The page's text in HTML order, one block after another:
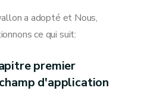
employeurs du non marchand
d'enseignement
et moyennes entreprises
Des emplois Jeunes dans les petites et moyennes entreprises et les spin-off
a adopté et Nous,
ce qui suit:
premier
d'application